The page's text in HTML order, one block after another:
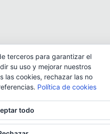
terceros para garantizar el
su uso y mejorar nuestros
las cookies, rechazar las no
Política de cookies
todo